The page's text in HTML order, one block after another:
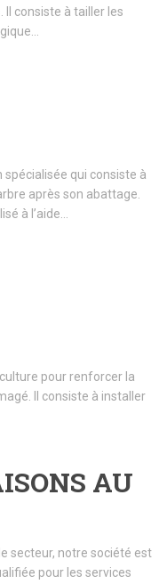
Il consiste à tailler les
spécialisée qui consiste à
après son abattage.
à l’aide…
pour renforcer la
Il consiste à installer
AU
secteur, notre société est
pour les services